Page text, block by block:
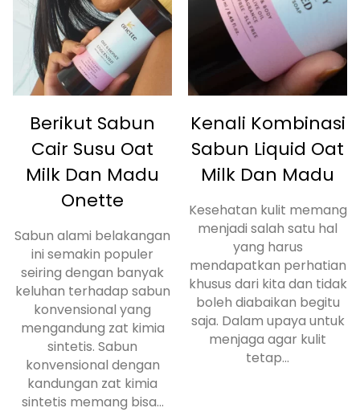
Berikut Sabun
Cair Susu Oat
Milk Dan Madu
Onette
Sabun alami belakangan
ini semakin populer
seiring dengan banyak
keluhan terhadap sabun
konvensional yang
mengandung zat kimia
sintetis. Sabun
konvensional dengan
kandungan zat kimia
sintetis memang bisa...
Kenali Kombinasi
Sabun Liquid Oat
Milk Dan Madu
Kesehatan kulit memang
menjadi salah satu hal
yang harus
mendapatkan perhatian
khusus dari kita dan tidak
boleh diabaikan begitu
saja. Dalam upaya untuk
menjaga agar kulit
tetap...